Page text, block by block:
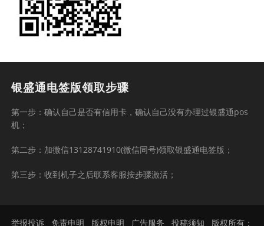
银盛通电签版领取步骤
第一步：确认自己是否有信用卡，确认自己没有办理过银盛通pos
机；
第二步：加微信13128741910(微信同号)领取银盛通电签版；
第三步：收到机子之后联系客服按步骤激活；
举报投诉 免责申明 版权申明 广告服务 投稿须知 版权所有：